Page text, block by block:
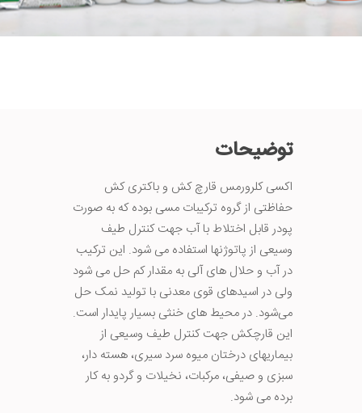
توضیحات
اکسی کلرورمس قارچ کش و باکتری کش
حفاظتی از گروه ترکیبات مسی بوده که به صورت
پودر قابل اختلاط با آب جهت کنترل طیف
وسیعی از پاتوژنها استفاده می شود. این ترکیب
در آب و حلال های آلی به مقدار کم حل می شود
ولی در اسیدهای قوی معدنی با تولید نمک حل
می‌شود. در محیط های خنثی بسیار پایدار است.
این قارچکش جهت کنترل طیف وسیعی از
بیماریهای درختان میوه سرد سیری، هسته دار،
سبزی و صیفی، مرکبات، نخیلات و گردو به کار
برده می شود.